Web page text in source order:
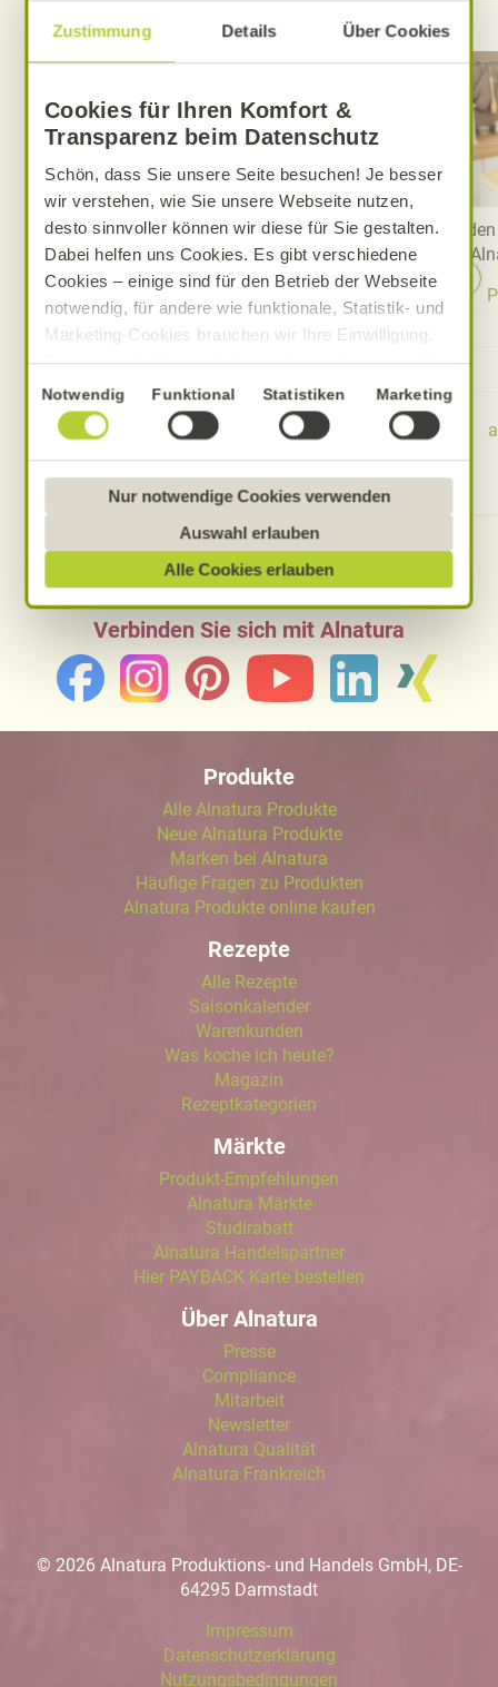
Zustimmung Details Über Cookies
Cookies für Ihren Komfort &
Transparenz beim Datenschutz
Schön, dass Sie unsere Seite besuchen! Je besser
wir verstehen, wie Sie unsere Webseite nutzen,
desto sinnvoller können wir diese für Sie gestalten.
Dabei helfen uns Cookies. Es gibt verschiedene
Cookies – einige sind für den Betrieb der Webseite
notwendig, für andere wie funktionale, Statistik- und
Marketing-Cookies brauchen wir Ihre Einwilligung.
Das optimale Nutzererlebnis erhalten Sie, wenn Sie
„Alle Cookies erlauben“ anklicken. Ihre Einwilligung
umfasst in diesem Fall auch den Einsatz von
Dienstleistern in Drittländern, die kein mit der EU
Sofern personenbezogene Daten dorthin übermittelt
werden, besteht das Risiko, dass diese erfasst und
analysiert werden und Betroffenenrechte nicht
durchgesetzt werden könnten. Sie können jederzeit
Ihre Einwilligung zur Datenverarbeitung und
-übermittlung widerrufen und Tools deaktivieren.
Ausführliche Informationen finden Sie in unserer
Datenschutzerklärung.
Näheres über uns erfahren Sie in unserem
Einwilligungsauswahl
Notwendig Funktional Statistiken Marketing
Alle Cookies erlauben
Auswahl erlauben
Nur notwendige Cookies verwenden
Kontakt
Bei Fragen und Anregungen
erreichen Sie uns über das
Kontaktformular.
Kontaktformular
Melden Sie sich zum
Newsletter an
Verbinden Sie sich mit Alnatura
Produkte
Alle Alnatura Produkte
Neue Alnatura Produkte
Marken bei Alnatura
Häufige Fragen zu Produkten
Alnatura Produkte online kaufen
Rezepte
Alle Rezepte
Saisonkalender
Warenkunden
Was koche ich heute?
Magazin
Rezeptkategorien
Märkte
Produkt-Empfehlungen
Alnatura Märkte
Studirabatt
Alnatura Handelspartner
Hier PAYBACK Karte bestellen
Über Alnatura
Presse
Compliance
Mitarbeit
Newsletter
Alnatura Qualität
Alnatura Frankreich
© 2026 Alnatura Produktions- und Handels GmbH, DE-
64295 Darmstadt
Impressum
Datenschutzerklärung
Nutzungsbedingungen